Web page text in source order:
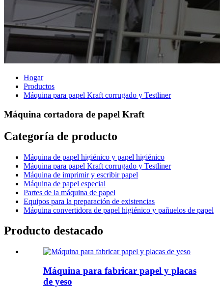
Hogar
Productos
Máquina para papel Kraft corrugado y Testliner
Máquina cortadora de papel Kraft
Categoría de producto
Máquina de papel higiénico y papel higiénico
Máquina para papel Kraft corrugado y Testliner
Máquina de imprimir y escribir papel
Máquina de papel especial
Partes de la máquina de papel
Equipos para la preparación de existencias
Máquina convertidora de papel higiénico y pañuelos de papel
Producto destacado
Máquina para fabricar papel y placas
de yeso